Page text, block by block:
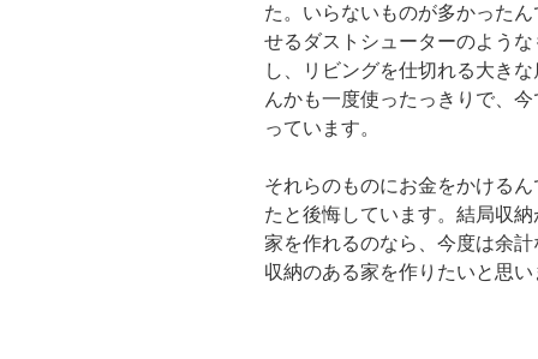
た。いらないものが多かった
せるダストシューターのよう
し、リビングを仕切れる大き
んかも一度使ったっきりで、
っています。
それらのものにお金をかける
たと後悔しています。結局収
家を作れるのなら、今度は余
収納のある家を作りたいと思い